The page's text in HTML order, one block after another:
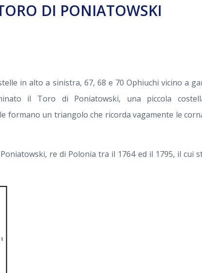
DI PONIATOWSKI
in alto a sinistra, 67, 68 e 70 Ophiuchi vicino a
il Toro di Poniatowski, una piccola
formano un triangolo che ricorda vagamente le
re di Polonia tra il 1764 ed il 1795, il cui